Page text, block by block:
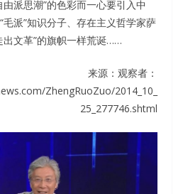
派思潮”的色彩而一心要引入中
派”知识分子、存在主义哲学家萨
出文革”的旗帜一样荒诞……
来源：观察者：
ZhengRuoZuo/2014_10_
25_277746.shtml